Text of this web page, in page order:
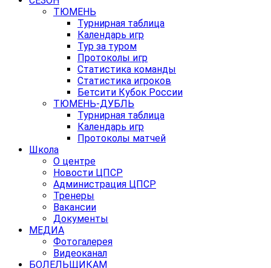
ТЮМЕНЬ
Турнирная таблица
Календарь игр
Тур за туром
Протоколы игр
Статистика команды
Статистика игроков
Бетсити Кубок России
ТЮМЕНЬ-ДУБЛЬ
Турнирная таблица
Календарь игр
Протоколы матчей
Школа
О центре
Новости ЦПСР
Администрация ЦПСР
Тренеры
Вакансии
Документы
МЕДИА
Фотогалерея
Видеоканал
БОЛЕЛЬЩИКАМ